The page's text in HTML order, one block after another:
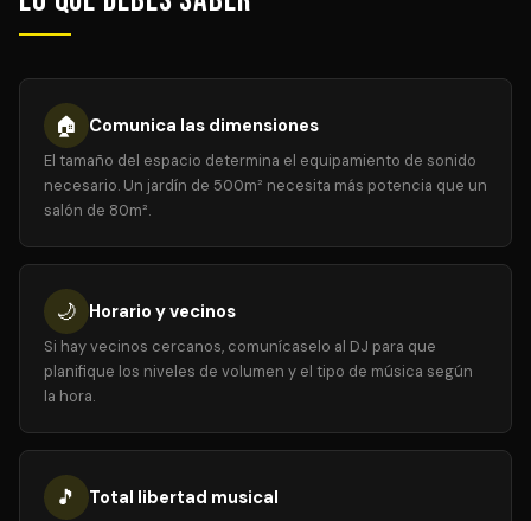
🏠 Comunica las dimensiones
El tamaño del espacio determina el equipamiento de sonido
necesario. Un jardín de 500m² necesita más potencia que un
salón de 80m².
🌙 Horario y vecinos
Si hay vecinos cercanos, comunícaselo al DJ para que
planifique los niveles de volumen y el tipo de música según
la hora.
🎵 Total libertad musical